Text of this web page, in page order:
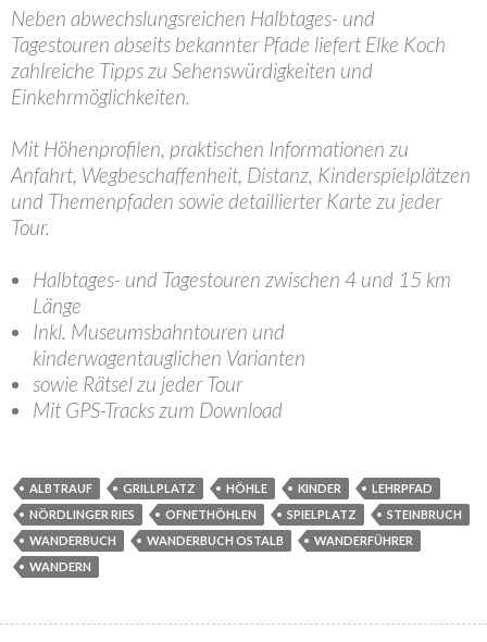
Neben abwechslungsreichen Halbtages- und
Tagestouren abseits bekannter Pfade liefert Elke Koch
zahlreiche Tipps zu Sehenswürdigkeiten und
Einkehrmöglichkeiten.
Mit Höhenprofilen, praktischen Informationen zu
Anfahrt, Wegbeschaffenheit, Distanz, Kinderspielplätzen
und Themenpfaden sowie detaillierter Karte zu jeder
Tour.
Halbtages- und Tagestouren zwischen 4 und 15 km
Länge
Inkl. Museumsbahntouren und
kinderwagentauglichen Varianten
sowie Rätsel zu jeder Tour
Mit GPS-Tracks zum Download
ALBTRAUF GRILLPLATZ HÖHLE KINDER
LEHRPFAD
NÖRDLINGER RIES
OFNETHÖHLEN SPIELPLATZ
STEINBRUCH
WANDERBUCH
WANDERBUCH OSTALB
WANDERFÜHRER
WANDERN